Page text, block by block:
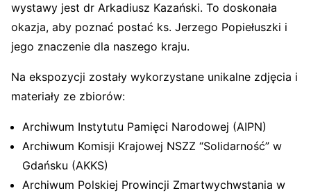
wystawy jest dr Arkadiusz Kazański. To doskonała
okazja, aby poznać postać ks. Jerzego Popiełuszki i
jego znaczenie dla naszego kraju.
Na ekspozycji zostały wykorzystane unikalne zdjęcia i
materiały ze zbiorów:
Archiwum Instytutu Pamięci Narodowej (AIPN)
Archiwum Komisji Krajowej NSZZ “Solidarność” w
Gdańsku (AKKS)
Archiwum Polskiej Prowincji Zmartwychwstania w